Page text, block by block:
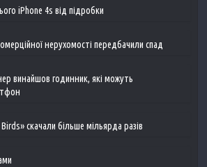
iPhone 4s від підробки
нерухомості передбачили спад
винайшов годинник, які можуть
скачали більше мільярда разів